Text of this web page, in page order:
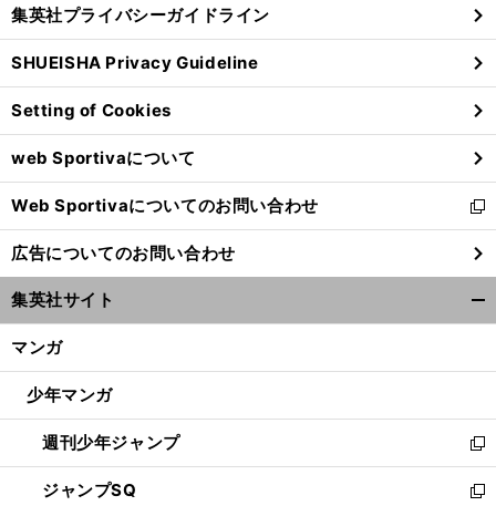
る
い
ウ
ィ
ン
ド
ウ
で
開
く
集英社プライバシーガイドライン
SHUEISHA Privacy Guideline
Setting of Cookies
web Sportivaについて
Web Sportivaについてのお問い合わせ
新
し
い
ウ
ィ
ン
ウ
開
く
広告についてのお問い合わせ
集英社サイト
マンガ
少年マンガ
週刊少年ジャンプ
新
し
い
ジャンプSQ
新